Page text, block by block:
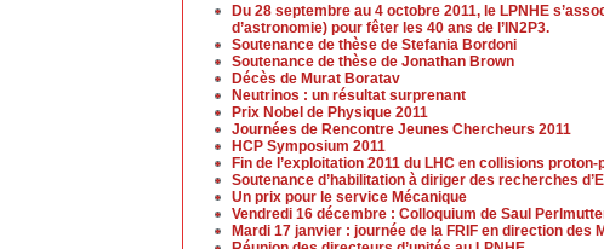
Du 28 septembre au 4 octobre 2011, le LPNHE
d’astronomie) pour fêter les 40 ans de l’IN2P3.
Soutenance de thèse de Stefania Bordoni
Soutenance de thèse de Jonathan Brown
Décès de Murat Boratav
Neutrinos : un résultat surprenant
Prix Nobel de Physique 2011
Journées de Rencontre Jeunes Chercheurs 2011
HCP Symposium 2011
Fin de l’exploitation 2011 du LHC en collisions proton-
Soutenance d’habilitation à diriger des recherches
Un prix pour le service Mécanique
Vendredi 16 décembre : Colloquium de Saul
Mardi 17 janvier : journée de la FRIF en direction des